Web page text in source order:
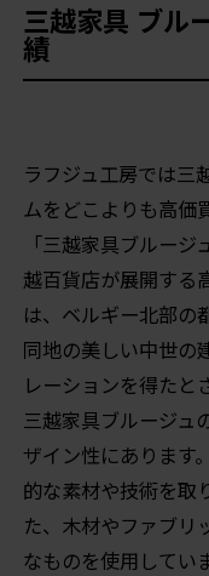
三越家具 ブル
績
ラフジュ工房では三
ムをどこよりも高価
「三越家具ブルー
越百貨店が展開する
は、ベルギー北部の
同地の美しい中世の
レーションを得たと
三越家具ブルージュ
ザイン性にあります
的な素材や技術を取
た、木材やファブリ
なものを使用してい